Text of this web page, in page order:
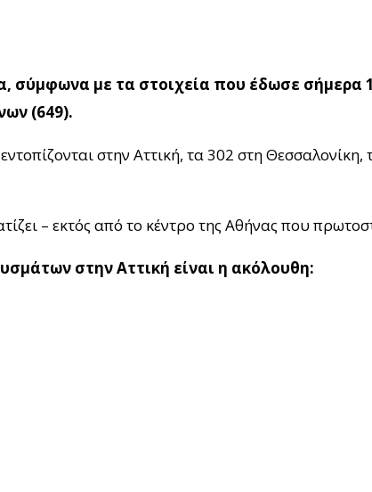
σύμφωνα με τα στοιχεία που έδωσε
(649).
στην Αττική, τα 302 στη
– εκτός από το κέντρο της Αθήνας που
στην Αττική είναι η ακόλουθη: